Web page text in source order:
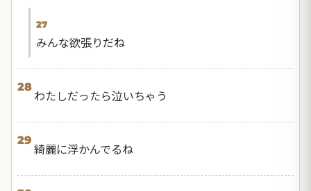
27
みんな欲張りだね
28
わたしだったら泣いちゃう
29
綺麗に浮かんでるね